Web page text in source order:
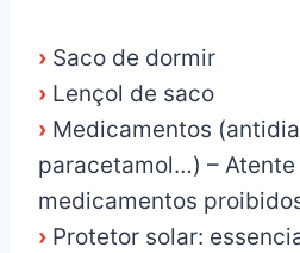
› Saco de dormir
› Lençol de saco
› Medicamentos
paracetamol…) – Atente
medicamentos
› Protetor solar: